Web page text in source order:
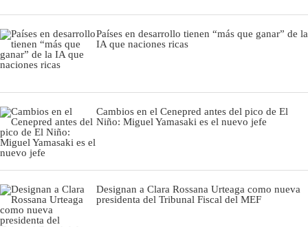
Países en desarrollo tienen “más que ganar” de la
IA que naciones ricas
Cambios en el Cenepred antes del pico de El
Niño: Miguel Yamasaki es el nuevo jefe
Designan a Clara Rossana Urteaga como nueva
presidenta del Tribunal Fiscal del MEF